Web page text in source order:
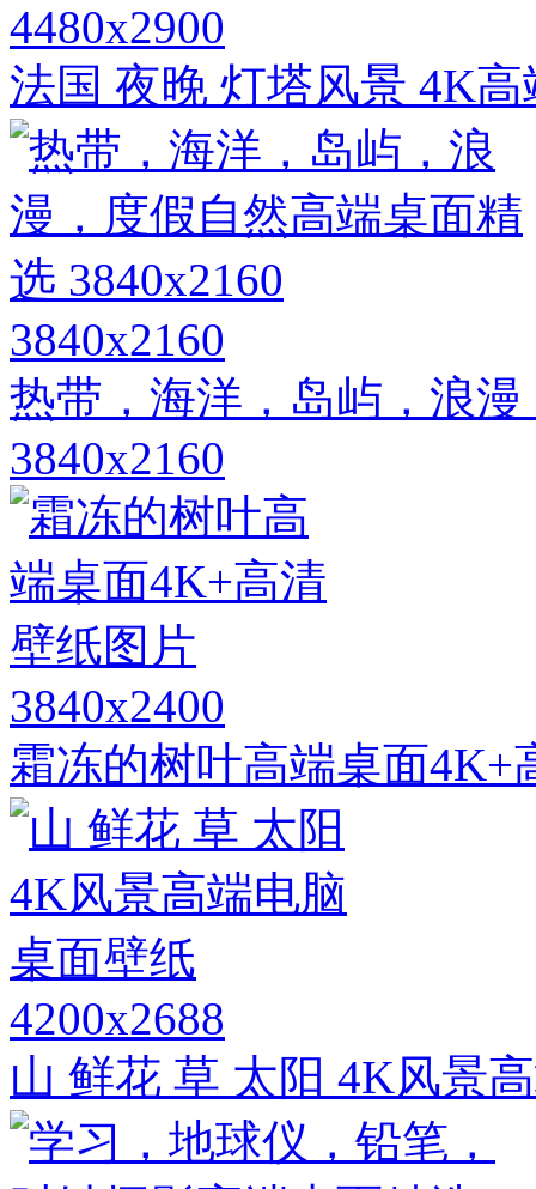
4480x2900
法国 夜晚 灯塔风景 4K
3840x2160
热带，海洋，岛屿，浪
3840x2160
3840x2400
霜冻的树叶高端桌面4K+
4200x2688
山 鲜花 草 太阳 4K风景